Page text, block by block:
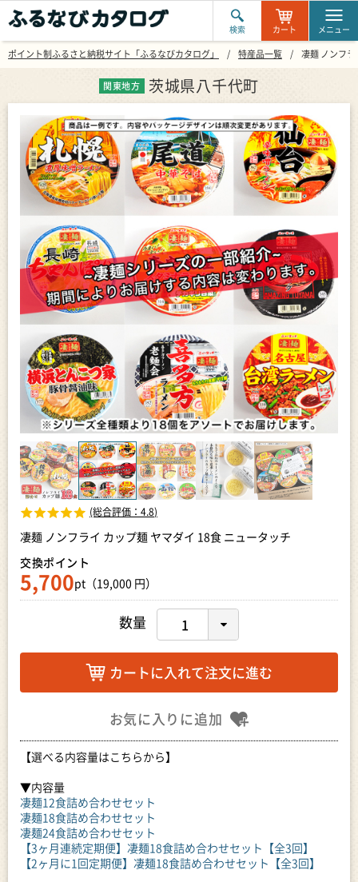
検索 カート メニュー
ポイント制ふるさと納税サイト「ふるなびカタログ」 特産品一覧 凄麺 ノンフ
関東地方 茨城県八千代町
(総合評価： 4.8)
凄麺 ノンフライ カップ麺 ヤマダイ 18食 ニュータッチ
交換ポイント
5,700pt（19,000 円）
数量
カートに入れて注文に進む
お気に入りに追加
【選べる内容量はこちらから】
▼内容量
凄麺12食詰め合わせセット
凄麺18食詰め合わせセット
凄麺24食詰め合わせセット
【3ヶ月連続定期便】凄麺18食詰め合わせセット【全3回】
【2ヶ月に1回定期便】凄麺18食詰め合わせセット【全3回】